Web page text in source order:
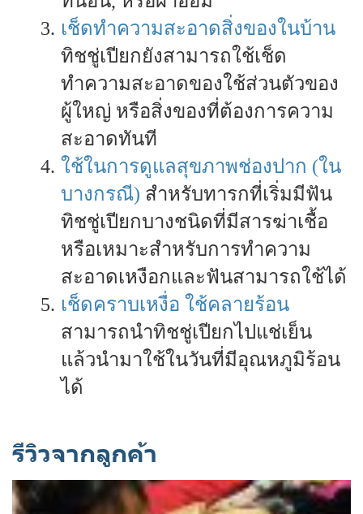
เช็ดทำความสะอาดสิ่งของในบ้าน
ทิชชู่เปียกยังสามารถใช้เช็ด
ทำความสะอาดของใช้ส่วนตัวของ
ผู้ใหญ่ หรือสิ่งของที่ต้องการความ
สะอาดทันที
ใช้ในการดูแลสุขภาพช่องปาก (ใน
บางกรณี) สำหรับทารกที่เริ่มมีฟัน
ทิชชู่เปียกบางชนิดที่มีสารฆ่าเชื้อ
หรือเหมาะสำหรับการทำความ
สะอาดเหงือกและฟันสามารถใช้ได้
เช็ดคราบเหงื่อ ใช้คลายร้อน
สามารถนำทิชชู่เปียกไปแช่เย็น
แล้วนำมาใช้ในวันที่มีอุณหภูมิร้อน
ได้
รีวิวจากลูกค้า